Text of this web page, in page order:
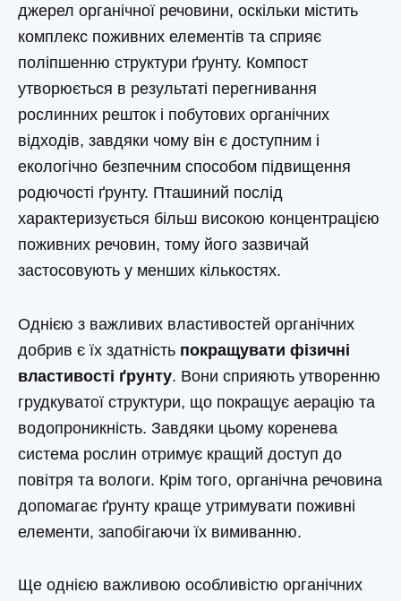
джерел органічної речовини, оскільки містить
комплекс поживних елементів та сприяє
поліпшенню структури ґрунту. Компост
утворюється в результаті перегнивання
рослинних решток і побутових органічних
відходів, завдяки чому він є доступним і
екологічно безпечним способом підвищення
родючості ґрунту. Пташиний послід
характеризується більш високою концентрацією
поживних речовин, тому його зазвичай
застосовують у менших кількостях.
Однією з важливих властивостей органічних
добрив є їх здатність покращувати фізичні
властивості ґрунту. Вони сприяють утворенню
грудкуватої структури, що покращує аерацію та
водопроникність. Завдяки цьому коренева
система рослин отримує кращий доступ до
повітря та вологи. Крім того, органічна речовина
допомагає ґрунту краще утримувати поживні
елементи, запобігаючи їх вимиванню.
Ще однією важливою особливістю органічних